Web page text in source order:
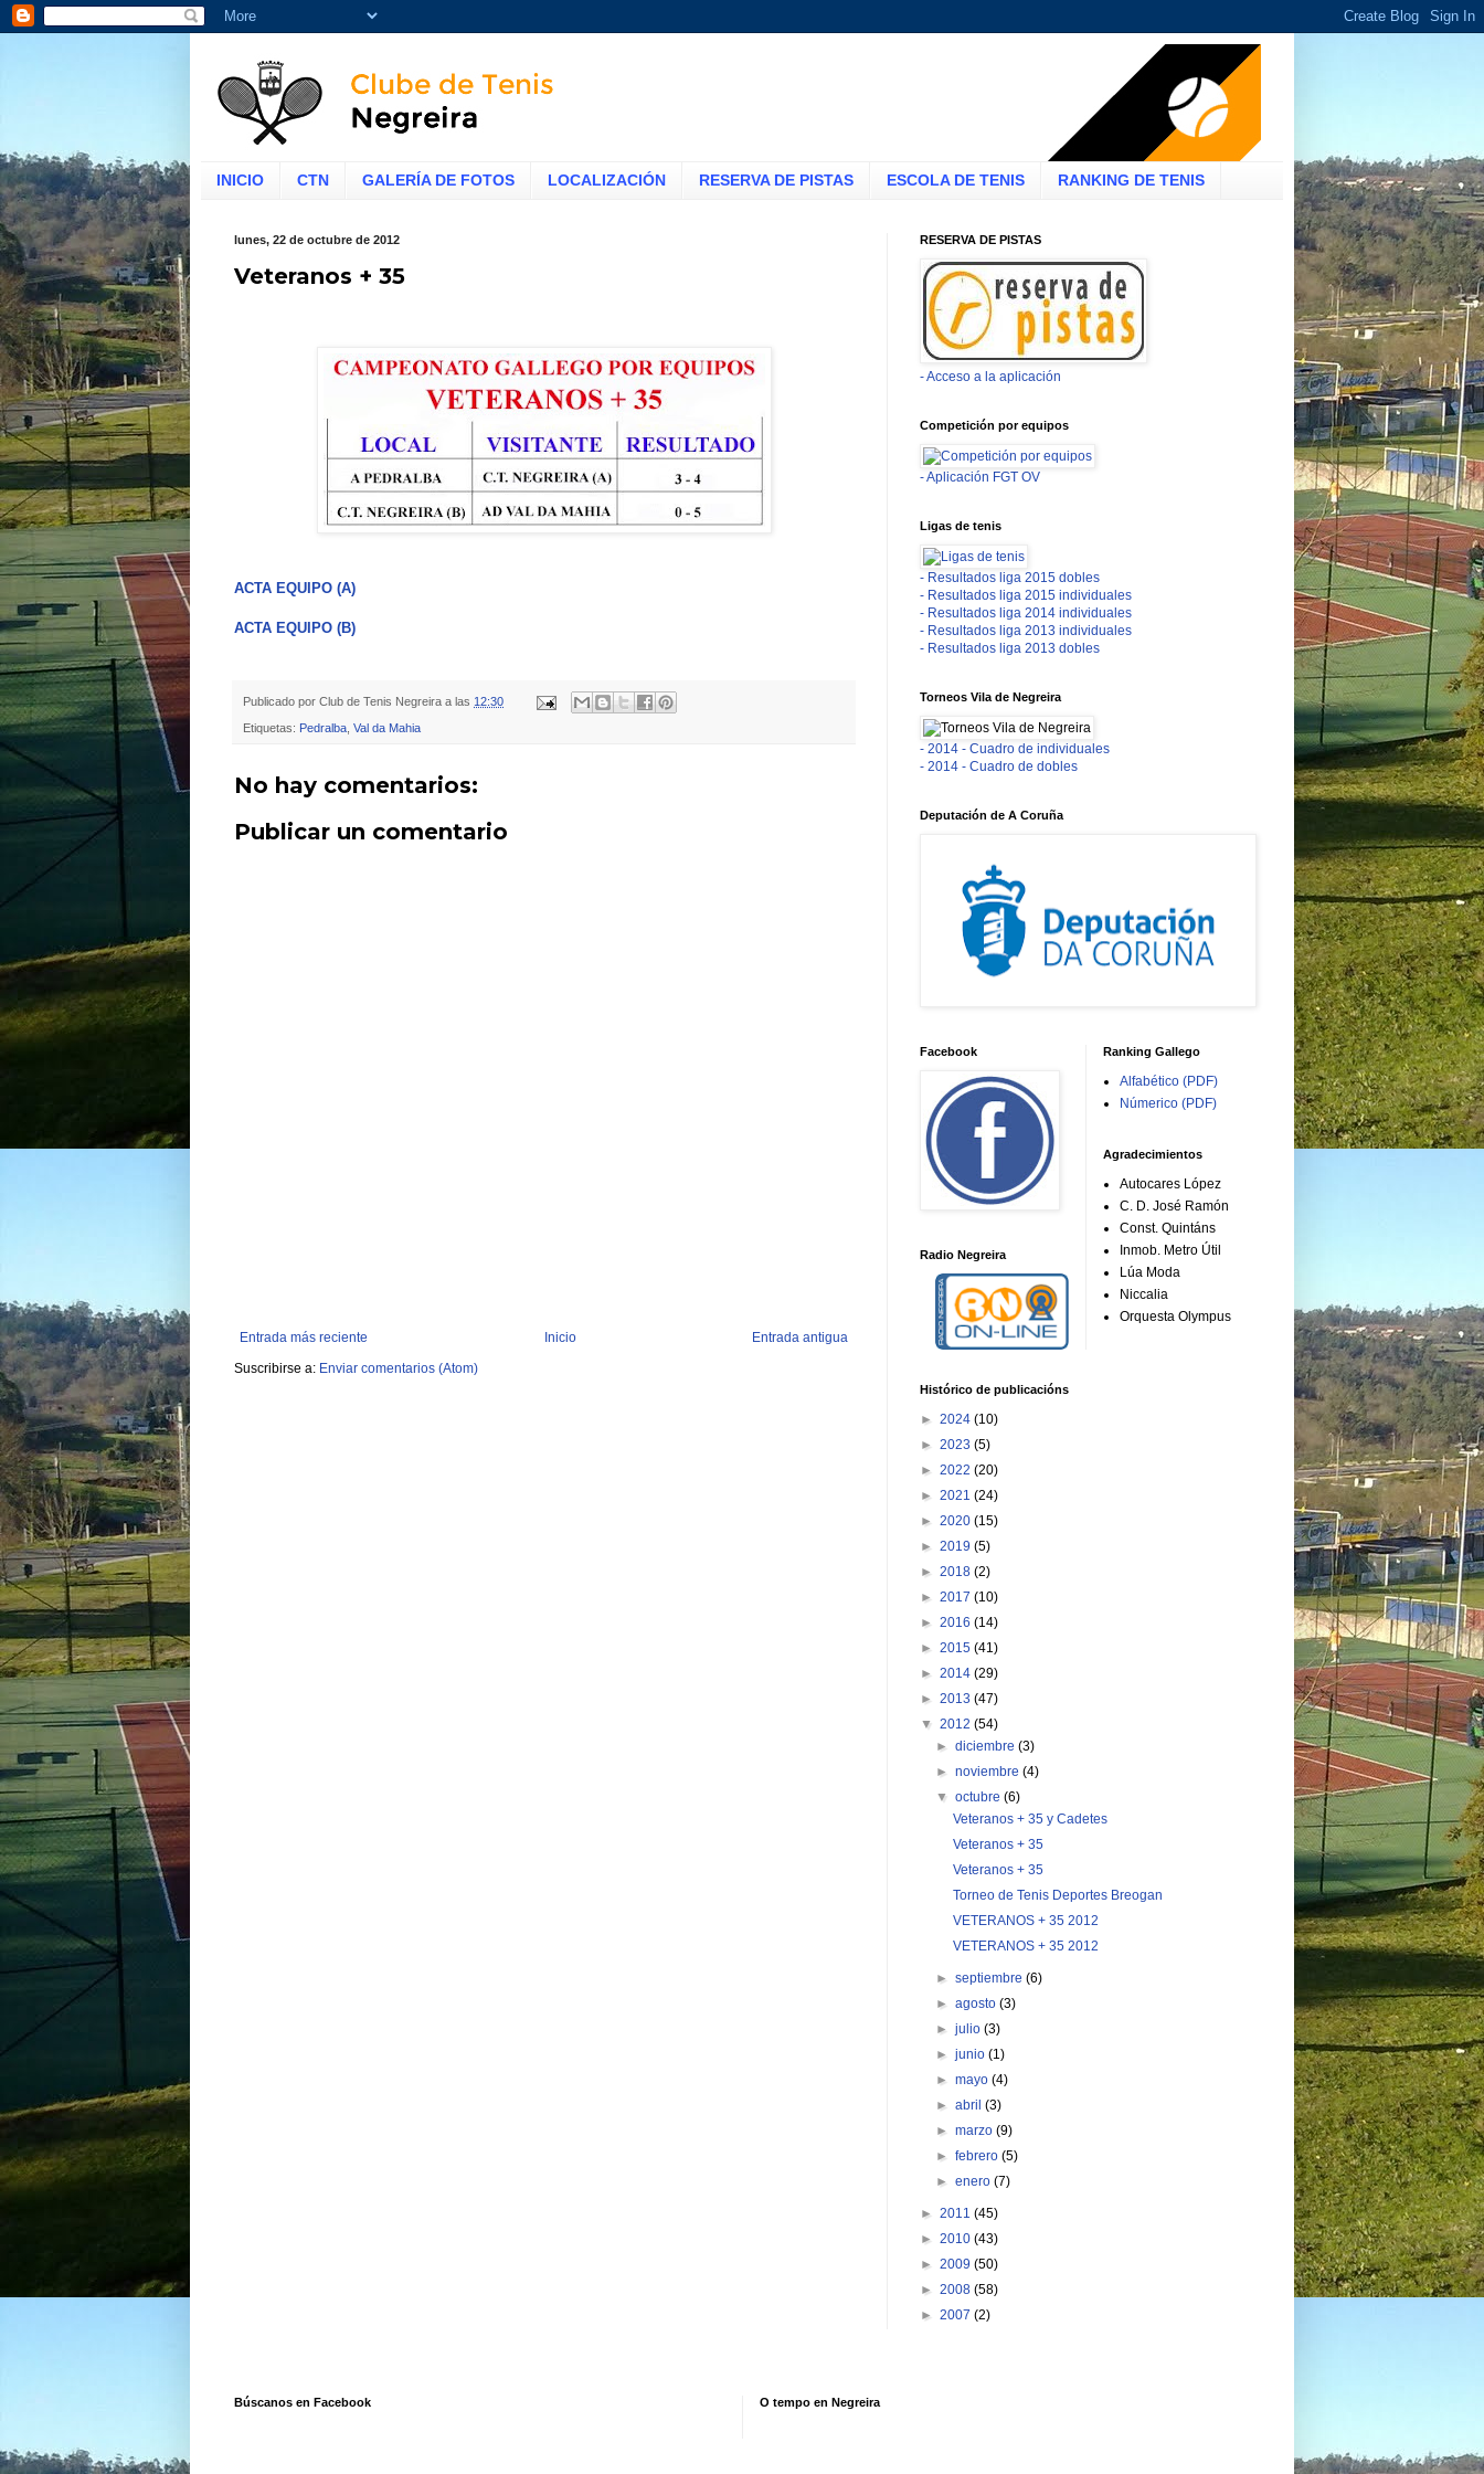
INICIO CTN GALERÍA DE FOTOS LOCALIZACIÓN RESERVA DE PISTAS ESCOLA DE TENIS RANKING DE TENIS
lunes, 22 de octubre de 2012
Veteranos + 35
ACTA EQUIPO (A)
ACTA EQUIPO (B)
Publicado por Club de Tenis Negreira a las 12:30
Etiquetas: Pedralba Val da Mahia
No hay comentarios:
Publicar un comentario
Entrada más reciente Entrada antigua
Inicio
Suscribirse a: Enviar comentarios (Atom)
RESERVA DE PISTAS
- Acceso a la aplicación
Competición por equipos
- Aplicación FGT OV
Ligas de tenis
- Resultados liga 2015 dobles
- Resultados liga 2015 individuales
- Resultados liga 2014 individuales
- Resultados liga 2013 individuales
- Resultados liga 2013 dobles
Torneos Vila de Negreira
- 2014 - Cuadro de individuales
- 2014 - Cuadro de dobles
Deputación de A Coruña
Facebook
Radio Negreira
Ranking Gallego
Alfabético (PDF)
Númerico (PDF)
Agradecimientos
Autocares López
C. D. José Ramón
Const. Quintáns
Inmob. Metro Útil
Lúa Moda
Niccalia
Orquesta Olympus
Histórico de publicacións
► 2024 (10)
► 2023 (5)
► 2022 (20)
► 2021 (24)
► 2020 (15)
► 2019 (5)
► 2018 (2)
► 2017 (10)
► 2016 (14)
► 2015 (41)
► 2014 (29)
► 2013 (47)
▼ 2012 (54)
►diciembre(3)
►noviembre(4)
▼octubre(6)
Veteranos + 35 y Cadetes
Veteranos + 35
Veteranos + 35
Torneo de Tenis Deportes Breogan
VETERANOS + 35 2012
VETERANOS + 35 2012
►septiembre(6)
►agosto(3)
►julio(3)
►junio(1)
►mayo(4)
►abril(3)
►marzo(9)
►febrero(5)
►enero(7)
► 2011 (45)
► 2010 (43)
► 2009 (50)
► 2008 (58)
► 2007 (2)
Búscanos en Facebook O tempo en Negreira